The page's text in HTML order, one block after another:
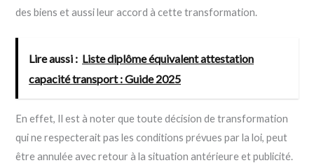
des biens et aussi leur accord à cette transformation.
Lire aussi : Liste diplôme équivalent attestation
capacité transport : Guide 2025
En effet, Il est à noter que toute décision de transformation
qui ne respecterait pas les conditions prévues par la loi, peut
être annulée avec retour à la situation antérieure et publicité.